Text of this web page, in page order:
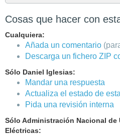
Cosas que hacer con
Cualquiera:
Añada un comentario
Descarga un fichero ZIP
Sólo Daniel Iglesias:
Mandar una respuesta
Actualiza el estado de
Pida una revisión interna
Sólo Administración Nacional de
Eléctricas: